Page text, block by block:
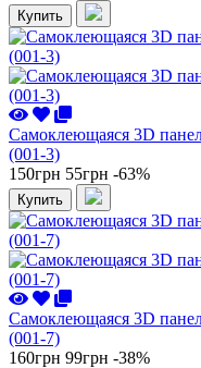
Купить
Самоклеющаяся 3D
(001-3)
150грн 55грн -63%
Купить
Самоклеющаяся 3D
(001-7)
160грн 99грн -38%